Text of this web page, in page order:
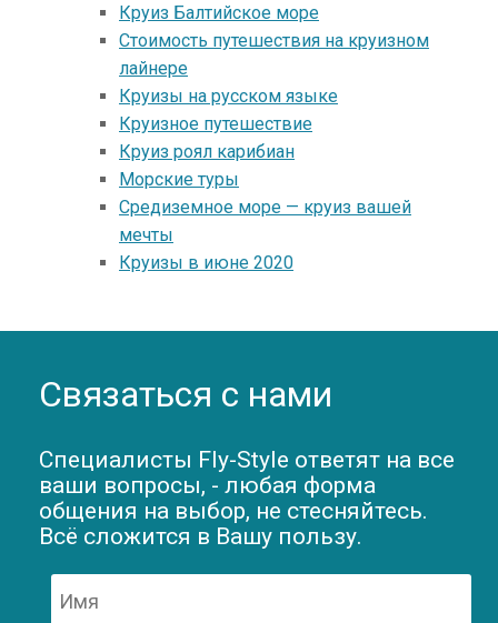
Круиз Балтийское море
Стоимость путешествия на круизном
лайнере
Круизы на русском языке
Круизное путешествие
Круиз роял карибиан
Морские туры
Средиземное море — круиз вашей
мечты
Круизы в июне 2020
Связаться с нами
Специалисты Fly-Style ответят на все
ваши вопросы, - любая форма
общения на выбор, не стесняйтесь.
Всё сложится в Вашу пользу.